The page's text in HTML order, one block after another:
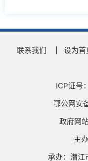
联系我们 设为首
ICP证号
鄂公网安
政府网
主
承办：潜江